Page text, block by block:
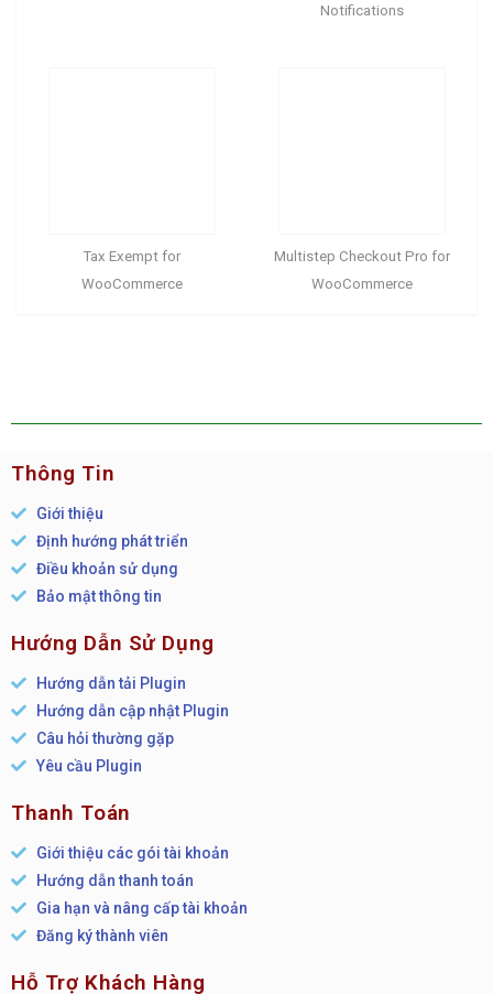
Notifications
Tax Exempt for
WooCommerce
Multistep Checkout Pro for
WooCommerce
Thông Tin
Giới thiệu
Định hướng phát triển
Điều khoản sử dụng
Bảo mật thông tin
Hướng Dẫn Sử Dụng
Hướng dẫn tải Plugin
Hướng dẫn cập nhật Plugin
Câu hỏi thường gặp
Yêu cầu Plugin
Thanh Toán
Giới thiệu các gói tài khoản
Hướng dẫn thanh toán
Gia hạn và nâng cấp tài khoản
Đăng ký thành viên
Hỗ Trợ Khách Hàng